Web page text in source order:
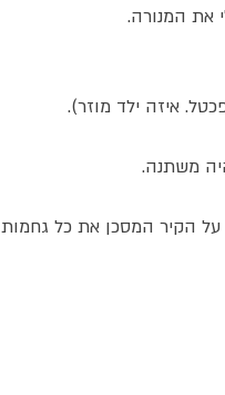
את המנורה.
איזה ילד מוזר).
משתנה.
הקיר המסכן את כל גחמות